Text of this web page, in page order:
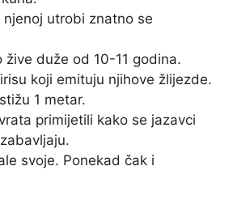
utrobi znatno se
duže od 10-11 godina.
koji emituju njihove žlijezde.
1 metar.
primijetili kako se jazavci
svoje. Ponekad čak i